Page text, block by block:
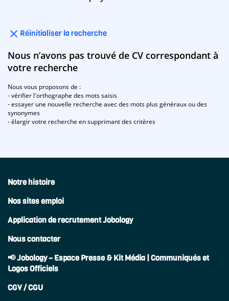
close Réinitialiser la recherche
Nous n’avons pas trouvé de CV correspondant à
votre recherche
Nous vous proposons de :
- vérifier l'orthographe des mots saisis
- essayer une nouvelle recherche avec des mots plus généraux ou des
synonymes
- élargir votre recherche en supprimant des critères
Notre histoire
Nos sites emploi
Application de recrutement Jobology
Nous contacter
📢 Jobology – Espace Presse & Kit Média | Communiqués et
Logos Officiels
CGV / CGU